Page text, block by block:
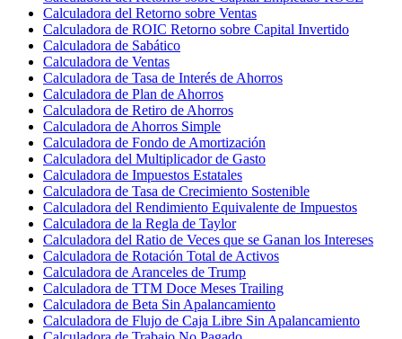
Calculadora del Retorno sobre Ventas
Calculadora de ROIC Retorno sobre Capital Invertido
Calculadora de Sabático
Calculadora de Ventas
Calculadora de Tasa de Interés de Ahorros
Calculadora de Plan de Ahorros
Calculadora de Retiro de Ahorros
Calculadora de Ahorros Simple
Calculadora de Fondo de Amortización
Calculadora del Multiplicador de Gasto
Calculadora de Impuestos Estatales
Calculadora de Tasa de Crecimiento Sostenible
Calculadora del Rendimiento Equivalente de Impuestos
Calculadora de la Regla de Taylor
Calculadora del Ratio de Veces que se Ganan los Intereses
Calculadora de Rotación Total de Activos
Calculadora de Aranceles de Trump
Calculadora de TTM Doce Meses Trailing
Calculadora de Beta Sin Apalancamiento
Calculadora de Flujo de Caja Libre Sin Apalancamiento